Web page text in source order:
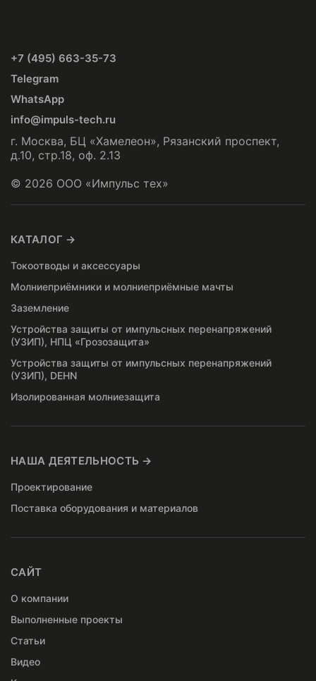
+7 (495) 663-35-73
Telegram
WhatsApp
info@impuls-tech.ru
г. Москва, БЦ «Хамелеон», Рязанский проспект,
д.10, стр.18, оф. 2.13
© 2026 ООО «Импульс тех»
КАТАЛОГ →
Токоотводы и аксессуары
Молниеприёмники и молниеприёмные мачты
Заземление
Устройства защиты от импульсных перенапряжений
(УЗИП), НПЦ «Грозозащита»
Устройства защиты от импульсных перенапряжений
(УЗИП), DEHN
Изолированная молниезащита
НАША ДЕЯТЕЛЬНОСТЬ →
Проектирование
Поставка оборудования и материалов
САЙТ
О компании
Выполненные проекты
Статьи
Видео